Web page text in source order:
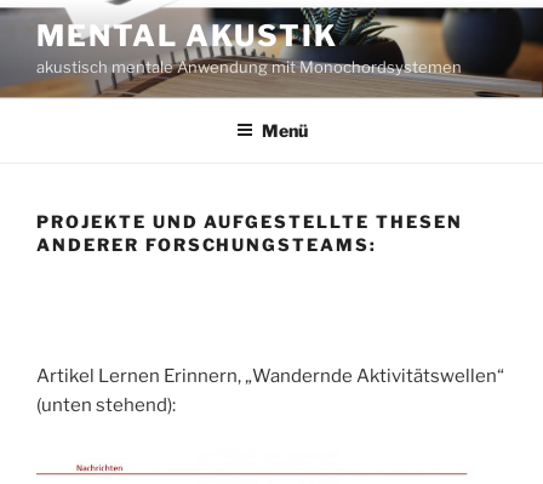
Zum
Inhalt
springen
MENTAL AKUSTIK
akustisch mentale Anwendung mit Monochordsystemen
Menü
PROJEKTE UND AUFGESTELLTE THESEN
ANDERER FORSCHUNGSTEAMS:
Artikel Lernen Erinnern, „Wandernde Aktivitätswellen“
(unten stehend):